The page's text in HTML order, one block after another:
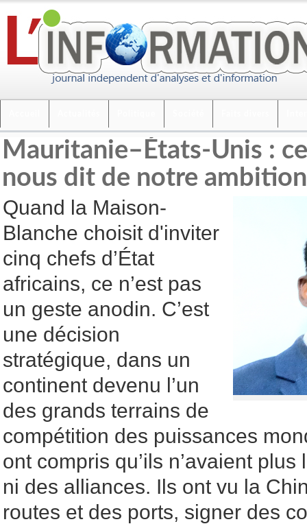
Mauritanie–États-Unis :
nous dit de notre ambition
Quand la Maison-
Blanche choisit d'inviter
cinq chefs d’État
africains, ce n’est pas
un geste anodin. C’est
une décision
stratégique, dans un
continent devenu l’un
des grands terrains de
compétition des puissances
ont compris qu’ils n’avaient
ni des alliances. Ils ont vu la
routes et des ports, signer des